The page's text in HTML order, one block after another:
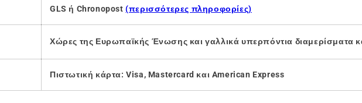
GLS ή Chronopost (περισσότερες πληροφορίες)
Χώρες της Ευρωπαϊκής Ένωσης και γαλλικά υπερπόντια διαμερίσματα
Πιστωτική κάρτα: Visa, Mastercard και American Express